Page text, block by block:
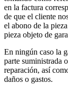
en la factura
de que el cliente
el abono de la
pieza objeto de
En ningún caso la
parte suministrada
reparación, así
daños o gastos.